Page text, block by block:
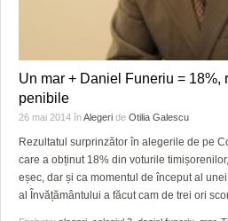
FARMACII DIN TIMIŞOARA
HARTA TIMIŞOAREI
LICEE, ŞCOLI ŞI GRĂDINIŢE
PRIMĂRIILE DIN TIMIŞ
Un mar + Daniel Funeriu = 18%,
penibile
26 mai 2014 înAlegeri de Otilia Galescu
Rezultatul surprinzător în alegerile de pe
care a obținut 18% din voturile
eșec, dar și ca momentul de început al
al Învățământului a făcut cam de trei ori